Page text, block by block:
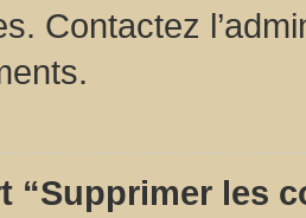
Contactez
“Supprimer les